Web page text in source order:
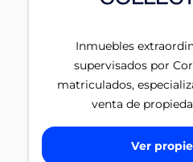
Inmuebles
supervisados por
matriculados,
venta de
Ver